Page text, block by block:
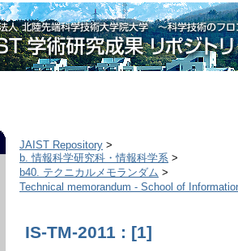
JAIST Repository >
b. 情報科学研究科・情報科学系 >
b40. テクニカルメモランダム >
Technical memorandum - School of
IS-TM-2011 : [1]